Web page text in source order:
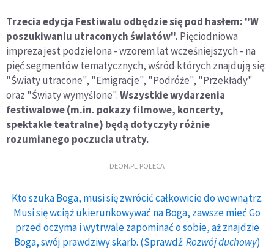
Trzecia edycja Festiwalu odbędzie się pod hasłem: "W
poszukiwaniu utraconych światów". Pięciodniowa
impreza jest podzielona - wzorem lat wcześniejszych - na
pięć segmentów tematycznych, wśród których znajdują się:
"Światy utracone", "Emigracje", "Podróże", "Przekłady"
oraz "Światy wymyślone".Wszystkie wydarzenia
festiwalowe (m.in. pokazy filmowe, koncerty,
spektakle teatralne) będą dotyczyły różnie
rozumianego poczucia utraty.
DEON.PL POLECA
Kto szuka Boga, musi się zwrócić całkowicie do wewnątrz.
Musi się wciąż ukierunkowywać na Boga, zawsze mieć Go
przed oczyma i wytrwale zapominać o sobie, aż znajdzie
Boga, swój prawdziwy skarb. (Sprawdź:Rozwój duchowy)